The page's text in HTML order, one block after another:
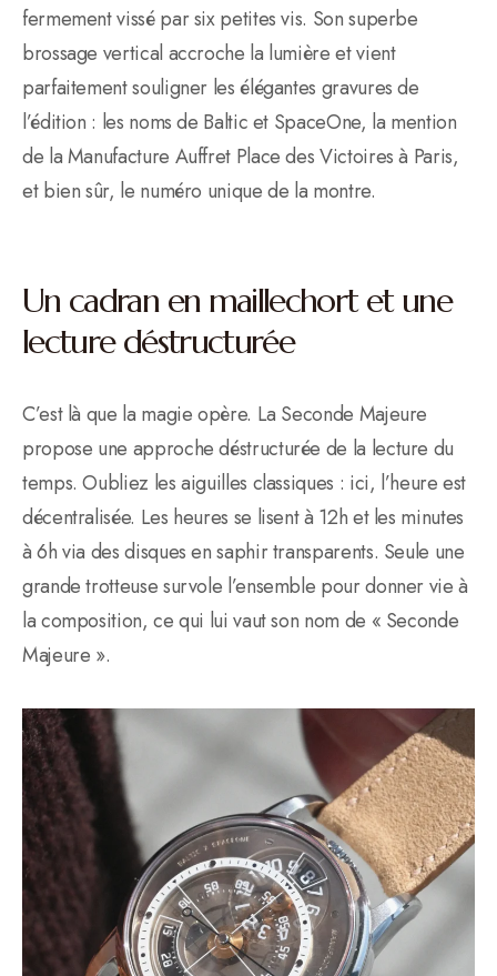
fermement vissé par six petites vis. Son superbe
brossage vertical accroche la lumière et vient
parfaitement souligner les élégantes gravures de
l’édition : les noms de Baltic et SpaceOne, la mention
de la Manufacture Auffret Place des Victoires à Paris,
et bien sûr, le numéro unique de la montre.
Un cadran en maillechort et une
lecture déstructurée
C’est là que la magie opère. La Seconde Majeure
propose une approche déstructurée de la lecture du
temps. Oubliez les aiguilles classiques : ici, l’heure est
décentralisée. Les heures se lisent à 12h et les minutes
à 6h via des disques en saphir transparents. Seule une
grande trotteuse survole l’ensemble pour donner vie à
la composition, ce qui lui vaut son nom de « Seconde
Majeure ».